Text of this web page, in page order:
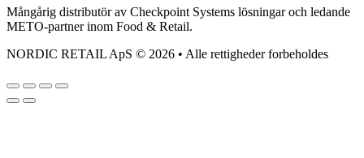
Mångårig distributör av Checkpoint Systems lösningar och ledande
METO-partner inom Food & Retail.
NORDIC RETAIL ApS © 2026 • Alle rettigheder forbeholdes